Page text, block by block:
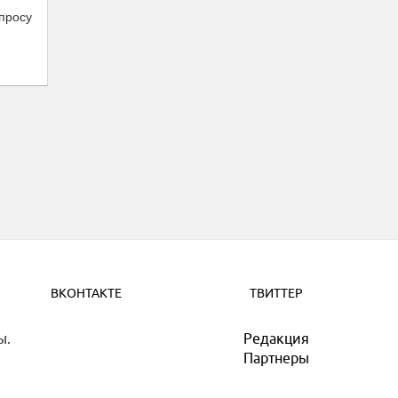
ВКОНТАКТЕ ТВИТТЕР
Редакция
Партнеры